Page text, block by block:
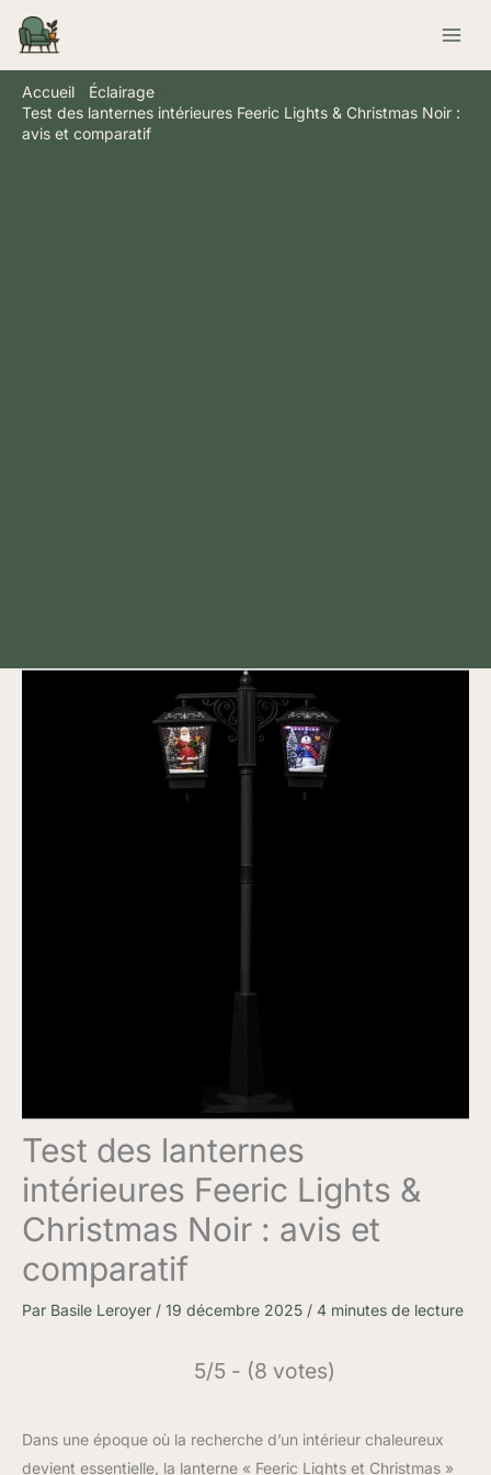
Aller
contenu
Accueil
Éclairage
Test des lanternes intérieures Feeric Lights & Christmas Noir :
avis et comparatif
Test des lanternes
intérieures Feeric Lights &
Christmas Noir : avis et
comparatif
Par Basile Leroyer / 19 décembre 2025 / 4 minutes de lecture
5/5 - (8 votes)
Dans une époque où la recherche d’un intérieur chaleureux
devient essentielle, la lanterne « Feeric Lights et Christmas »
Rechercher